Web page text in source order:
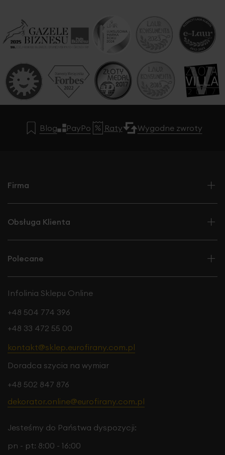
Blog PayPo Raty Wygodne zwroty
Firma
Obsługa Klienta
Polecane
Infolinia Sklepu Online
+48 504 774 396
+48 33 472 55 00
kontakt@sklep.eurofirany.com.pl
Doradca szycia na wymiar
+48 502 847 876
dekorator.online@eurofirany.com.pl
Jesteśmy do Państwa dyspozycji:
pn - pt: 8:00 - 16:00